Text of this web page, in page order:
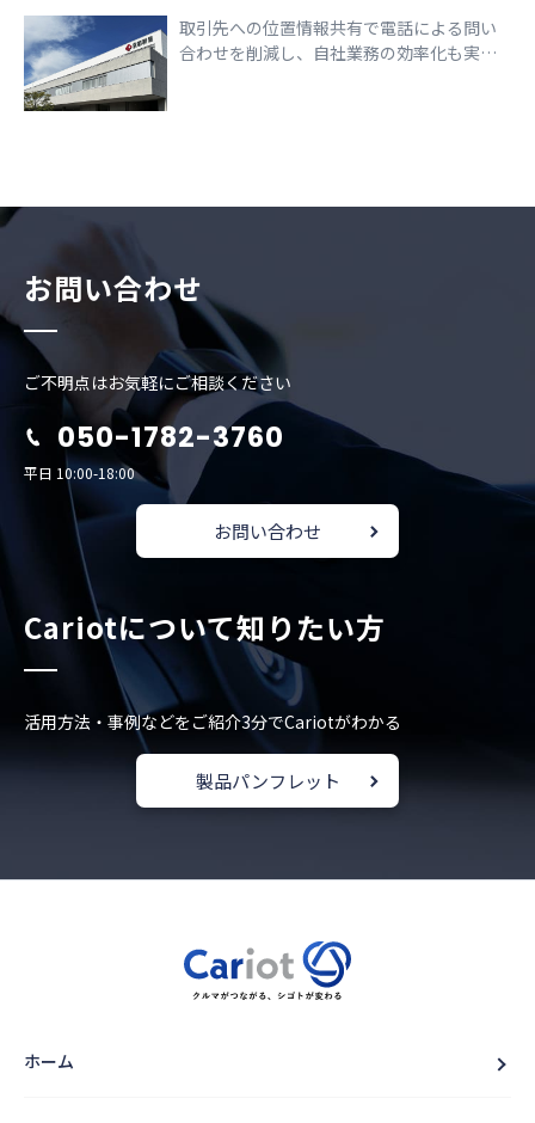
取引先への位置情報共有で電話による問い
合わせを削減し、自社業務の効率化も実現
お問い合わせ
ご不明点はお気軽にご相談ください
050-1782-3760
平日 10:00-18:00
お問い合わせ
Cariotについて知りたい方
活用方法・事例などをご紹介3分でCariotがわかる
製品パンフレット
ホーム